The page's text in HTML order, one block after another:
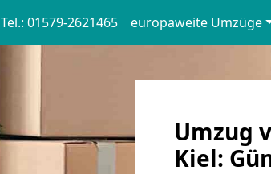
Tel.: 01579-2621465 europaweite Umzüge
Umzug
Kiel: